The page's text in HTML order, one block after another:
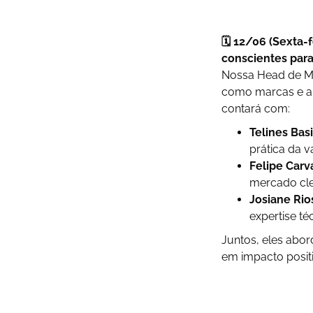
🗓️ 12/06 (Sexta-
conscientes
Nossa Head de
como marcas e
contará com:
Telines
prática da
Felipe
mercado
Josiane
expertise
Juntos, eles
em impacto